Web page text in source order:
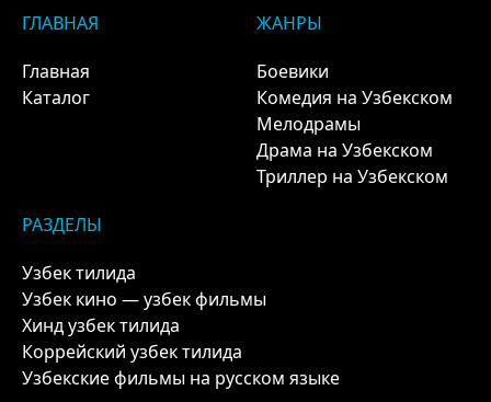
ГЛАВНАЯ
Главная
Каталог
ЖАНРЫ
Боевики
Комедия на Узбекском
Мелодрамы
Драма на Узбекском
Триллер на Узбекском
РАЗДЕЛЫ
Узбек тилида
Узбек кино — узбек фильмы
Хинд узбек тилида
Коррейский узбек тилида
Узбекские фильмы на русском языке